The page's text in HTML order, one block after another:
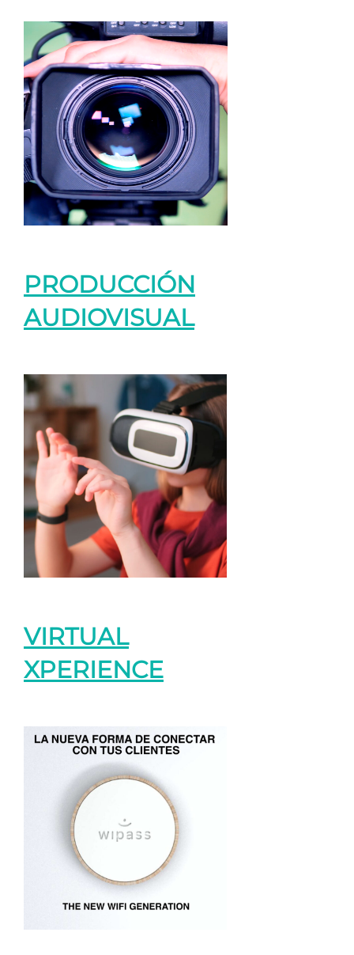
PRODUCCIÓN
AUDIOVISUAL
VIRTUAL
XPERIENCE